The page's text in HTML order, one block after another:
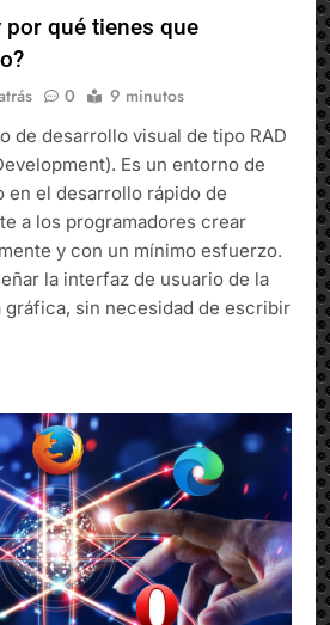
por qué tienes que
0 9 minutos
de desarrollo visual de tipo RAD
Es un entorno de
en el desarrollo rápido de
a los programadores crear
y con un mínimo esfuerzo.
la interfaz de usuario de la
sin necesidad de escribir